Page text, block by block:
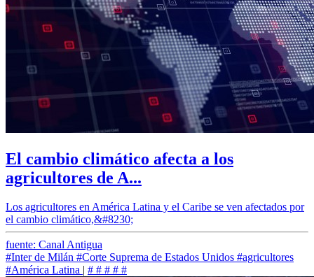
El cambio climático afecta a los
agricultores de A...
Los agricultores en América Latina y el Caribe se ven afectados por
el cambio climático,&#8230;
fuente: Canal Antigua
#Inter de Milán #Corte Suprema de Estados Unidos #agricultores
#América Latina | # # # # #